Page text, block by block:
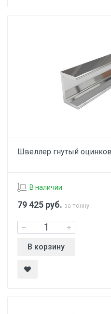
Швеллер гнутый
В наличии
79 425 руб. за тонну
В корзину